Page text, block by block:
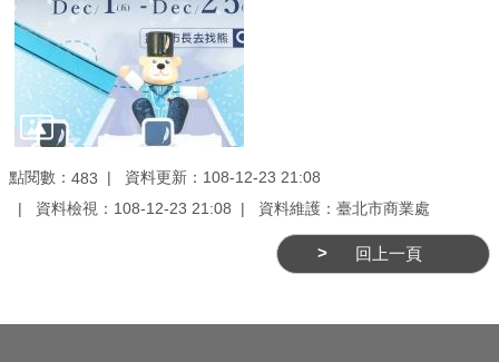
及
商
記
理
點閱數： 483
資料更新：108-12-23 21:08
資料檢視：108-12-23 21:08
資料維護：臺北市商業處
回上一頁